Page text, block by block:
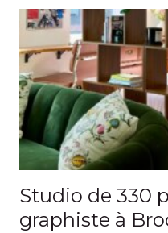
Studio de 330
graphiste à